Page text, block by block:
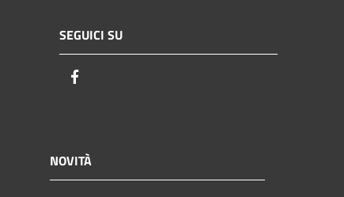
SEGUICI SU
NOVITÀ